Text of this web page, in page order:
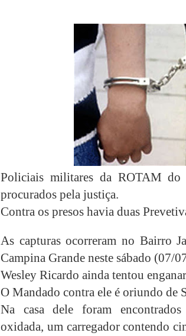
Policiais militares da ROTAM do
procurados pela justiça.
Contra os presos havia duas
As capturas ocorreram no Bairro
Campina Grande neste sábado (07/
Wesley Ricardo ainda tentou
O Mandado contra ele é oriundo de
Na casa dele foram
oxidada, um carregador contendo